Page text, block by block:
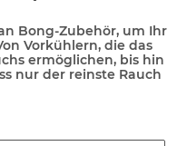
Bong-Zubehör, um Ihr
Vorkühlern, die das
ermöglichen, bis hin
nur der reinste Rauch